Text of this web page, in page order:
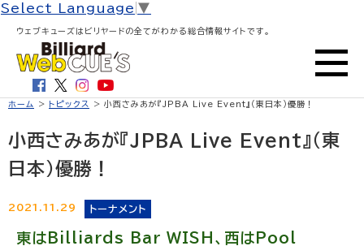
Select Language ▼
ウェブキューズはビリヤードの全てがわかる総合情報サイトです。
ホーム > トピックス > 小西さみあが『JPBA Live Event』（東日本）優勝！
小西さみあが『JPBA Live Event』（東
日本）優勝！
2021.11.29 トーナメント
東はBilliards Bar WISH、西はPool